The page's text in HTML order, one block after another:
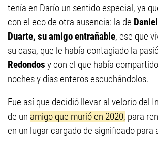
tenía en Darío un sentido especial, ya
con el eco de otra ausencia: la de
Duarte, su amigo entrañable, ese que
su casa, que le había contagiado la
Redondos y con el que había
noches y días enteros escuchándolos.
Fue así que decidió llevar al velorio del
de un amigo que murió en 2020, para
en un lugar cargado de significado para